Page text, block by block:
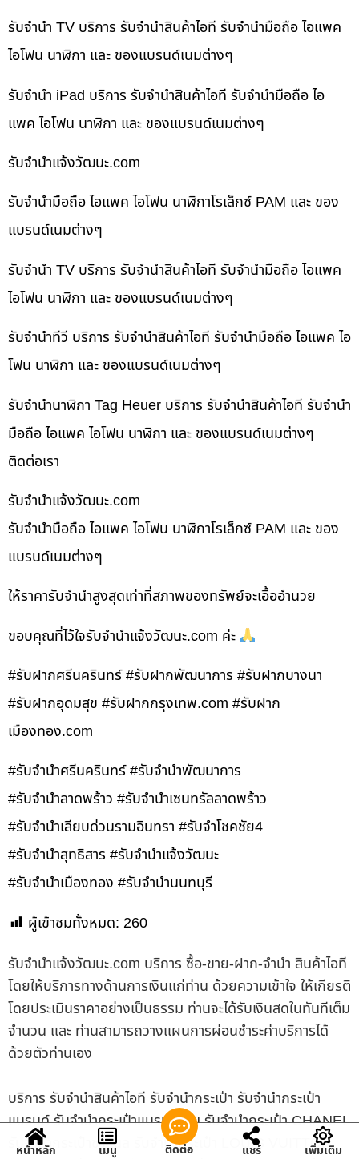
รับจำนำ TV บริการ รับจำนำสินค้าไอที รับจำนำมือถือ ไอแพค
ไอโฟน นาฬิกา และ ของแบรนด์เนมต่างๆ
รับจำนำ iPad บริการ รับจำนำสินค้าไอที รับจำนำมือถือ ไอ
แพค ไอโฟน นาฬิกา และ ของแบรนด์เนมต่างๆ
รับจํานําแจ้งวัฒนะ.com
รับจำนำมือถือ ไอแพค ไอโฟน นาฬิกาโรเล็กซ์ PAM และ ของ
แบรนด์เนมต่างๆ
รับจำนำ TV บริการ รับจำนำสินค้าไอที รับจำนำมือถือ ไอแพค
ไอโฟน นาฬิกา และ ของแบรนด์เนมต่างๆ
รับจำนำทีวี บริการ รับจำนำสินค้าไอที รับจำนำมือถือ ไอแพค ไอ
โฟน นาฬิกา และ ของแบรนด์เนมต่างๆ
รับจำนำนาฬิกา Tag Heuer บริการ รับจำนำสินค้าไอที รับจำนำ
มือถือ ไอแพค ไอโฟน นาฬิกา และ ของแบรนด์เนมต่างๆ
ติดต่อเรา
รับจํานําแจ้งวัฒนะ.com
รับจำนำมือถือ ไอแพค ไอโฟน นาฬิกาโรเล็กซ์ PAM และ ของ
แบรนด์เนมต่างๆ
ให้ราคารับจำนำสูงสุดเท่าที่สภาพของทรัพย์จะเอื้ออำนวย
ขอบคุณที่ไว้ใจรับจำนำแจ้งวัฒนะ.com ค่ะ
#รับฝากศรีนครินทร์ #รับฝากพัฒนาการ #รับฝากบางนา
#รับฝากอุดมสุข #รับฝากกรุงเทพ.com #รับฝาก
เมืองทอง.com
#รับจำนำศรีนครินทร์ #รับจำนำพัฒนาการ
#รับจำนำลาดพร้าว #รับจำนำเซนทรัลลาดพร้าว
#รับจำนำเลียบด่วนรามอินทรา #รับจำโชคชัย4
#รับจำนำสุทธิสาร #รับจำนำแจ้งวัฒนะ
#รับจำนำเมืองทอง #รับจำนำนนทบุรี
ผู้เข้าชมทั้งหมด: 260
รับจํานําแจ้งวัฒนะ.com บริการ ซื้อ-ขาย-ฝาก-จำนำ สินค้าไอที
โดยให้บริการทางด้านการเงินแก่ท่าน ด้วยความเข้าใจ ให้เกียรติ
โดยประเมินราคาอย่างเป็นธรรม ท่านจะได้รับเงินสดในทันทีเต็ม
จำนวน และ ท่านสามารถวางแผนการผ่อนชำระค่าบริการได้
ด้วยตัวท่านเอง
บริการ รับจำนำสินค้าไอที รับจำนำกระเป๋า รับจำนำกระเป๋า
แบรนด์ รับจำนำกระเป๋าแบรนด์เนม รับจำนำกระเป๋า CHANEL
รับจำนำกระเป๋าชาแนล รับจำนำกระเป๋า LOUIS VUITTON
หน้าหลัก เมนู ติดต่อ แชร์ เพิ่มเติม